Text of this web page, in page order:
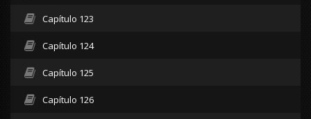
Capítulo 123
Capítulo 124
Capítulo 125
Capítulo 126